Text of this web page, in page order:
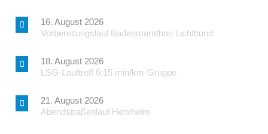
16. August 2026
Vorbereitungslauf Badenmarathon Lichtbund
18. August 2026
LSG-Lauftreff 6:15 min/km-Gruppe
21. August 2026
Abendstraßenlauf Herxheim